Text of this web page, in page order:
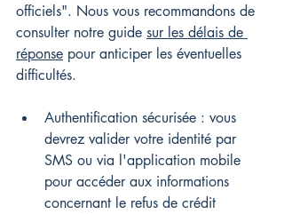
officiels". Nous vous recommandons de
consulter notre guide sur les délais de
réponse pour anticiper les éventuelles
difficultés.
Authentification sécurisée : vous
devrez valider votre identité par
SMS ou via l'application mobile
pour accéder aux informations
concernant le refus de crédit